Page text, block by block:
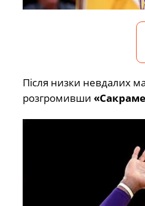
Після низки невдалих
розгромивши